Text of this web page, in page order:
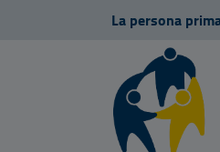
La persona